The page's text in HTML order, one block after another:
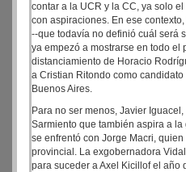
contar a la UCR y la CC, ya solo
con aspiraciones. En ese
--que todavía no definió cuál será
ya empezó a mostrarse en todo el
distanciamiento de Horacio
a Cristian Ritondo como
Buenos Aires.
Para no ser menos, Javier
Sarmiento que también aspira a
se enfrentó con Jorge Macri, quien
provincial. La exgobernadora
para suceder a Axel Kicillof el año